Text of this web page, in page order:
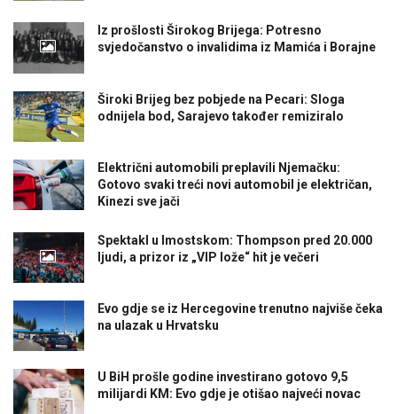
Iz prošlosti Širokog Brijega: Potresno
svjedočanstvo o invalidima iz Mamića i Borajne
Široki Brijeg bez pobjede na Pecari: Sloga
odnijela bod, Sarajevo također remiziralo
Električni automobili preplavili Njemačku:
Gotovo svaki treći novi automobil je električan,
Kinezi sve jači
Spektakl u Imostskom: Thompson pred 20.000
ljudi, a prizor iz „VIP lože“ hit je večeri
Evo gdje se iz Hercegovine trenutno najviše čeka
na ulazak u Hrvatsku
U BiH prošle godine investirano gotovo 9,5
milijardi KM: Evo gdje je otišao najveći novac